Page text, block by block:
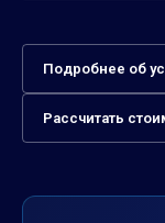
Подробнее об
Рассчитать